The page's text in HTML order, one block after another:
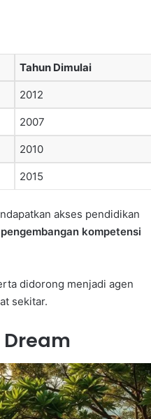
Tahun Dimulai
2012
2007
2010
2015
akses pendidikan
kompetensi
didorong menjadi agen
sekitar.